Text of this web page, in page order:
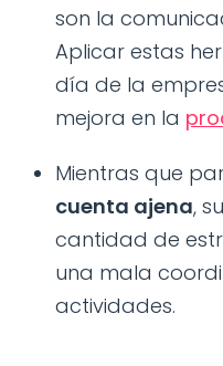
son la
Aplicar estas
día de la
mejora en la
Mientras que
cuenta ajena,
cantidad de
una mala
actividades.